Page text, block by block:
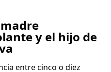
y el hijo de
entre cinco o diez